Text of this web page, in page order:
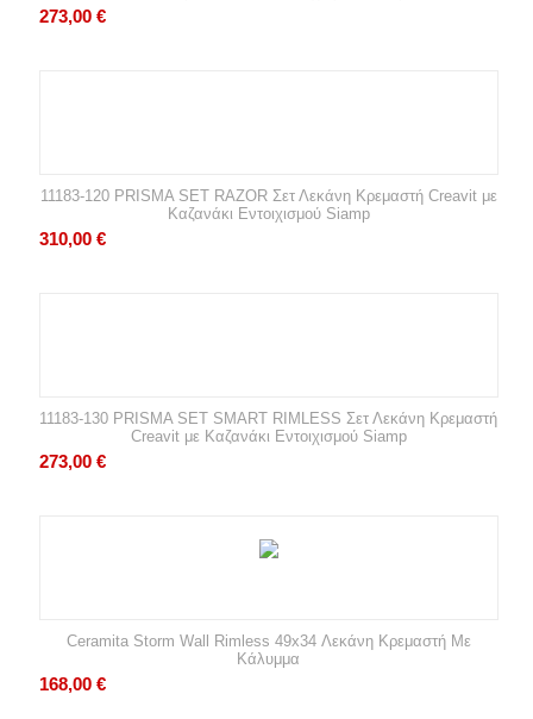
273,00 €
11183-120 PRISMA SET RAZOR Σετ Λεκάνη Κρεμαστή Creavit με
Καζανάκι Εντοιχισμού Siamp
310,00 €
11183-130 PRISMA SET SMART RIMLESS Σετ Λεκάνη Κρεμαστή
Creavit με Καζανάκι Εντοιχισμού Siamp
273,00 €
Ceramita Storm Wall Rimless 49x34 Λεκάνη Κρεμαστή Με
Κάλυμμα
168,00 €